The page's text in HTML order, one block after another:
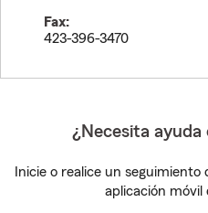
Fax:
423-396-3470
¿Necesita
Inicie o realice un
aplicación móvil